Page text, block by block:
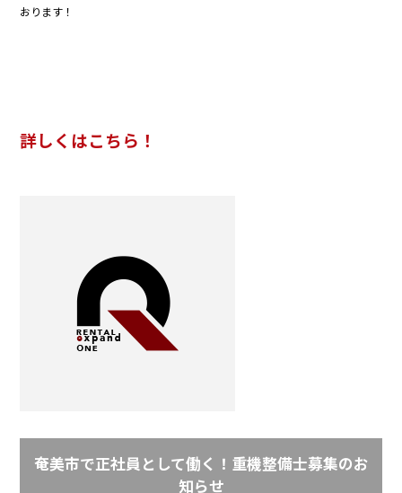
おります！
詳しくはこちら！
奄美市で正社員として働く！重機整備士募集のお
知らせ